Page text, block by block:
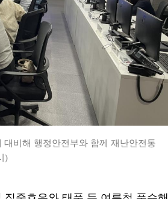
비해 행정안전부와 함께 재난안전통
)